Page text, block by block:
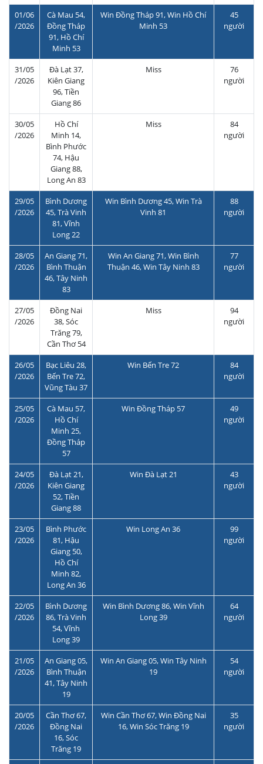
01/06
/2026
Cà Mau 54,
Đồng Tháp
91, Hồ Chí
Minh 53
Win Đồng Tháp 91, Win Hồ Chí
Minh 53
45
người
31/05
/2026
Đà Lạt 37,
Kiên Giang
96, Tiền
Giang 86
Miss
76
người
30/05
/2026
Hồ Chí
Minh 14,
Bình Phước
74, Hậu
Giang 88,
Long An 83
Miss
84
người
29/05
/2026
Bình Dương
45, Trà Vinh
81, Vĩnh
Long 22
Win Bình Dương 45, Win Trà
Vinh 81
88
người
28/05
/2026
An Giang 71,
Bình Thuận
46, Tây Ninh
83
Win An Giang 71, Win Bình
Thuận 46, Win Tây Ninh 83
77
người
27/05
/2026
Đồng Nai
38, Sóc
Trăng 79,
Cần Thơ 54
Miss
94
người
26/05
/2026
Bạc Liêu 28,
Bến Tre 72,
Vũng Tàu 37
Win Bến Tre 72
84
người
25/05
/2026
Cà Mau 57,
Hồ Chí
Minh 25,
Đồng Tháp
57
Win Đồng Tháp 57
49
người
24/05
/2026
Đà Lạt 21,
Kiên Giang
52, Tiền
Giang 88
Win Đà Lạt 21
43
người
23/05
/2026
Bình Phước
81, Hậu
Giang 50,
Hồ Chí
Minh 82,
Long An 36
Win Long An 36
99
người
22/05
/2026
Bình Dương
86, Trà Vinh
54, Vĩnh
Long 39
Win Bình Dương 86, Win Vĩnh
Long 39
64
người
21/05
/2026
An Giang 05,
Bình Thuận
41, Tây Ninh
19
Win An Giang 05, Win Tây Ninh
19
54
người
20/05
/2026
Cần Thơ 67,
Đồng Nai
16, Sóc
Trăng 19
Win Cần Thơ 67, Win Đồng Nai
16, Win Sóc Trăng 19
35
người